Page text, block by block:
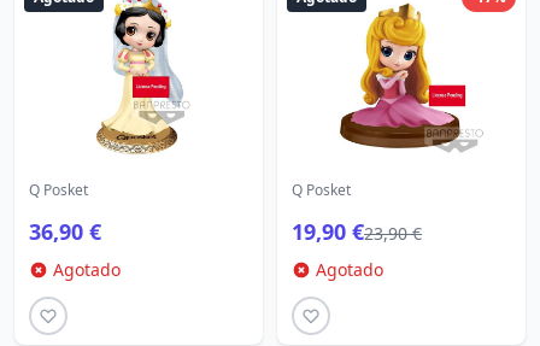
Q Posket
36,90 €
Agotado
Q Posket
19,90 €23,90 €
Agotado